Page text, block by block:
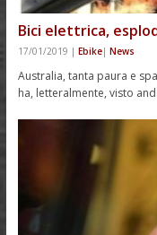
Bici elettrica,
17/01/2019 | Ebike| News
Australia, tanta paura e
ha, letteralmente, visto